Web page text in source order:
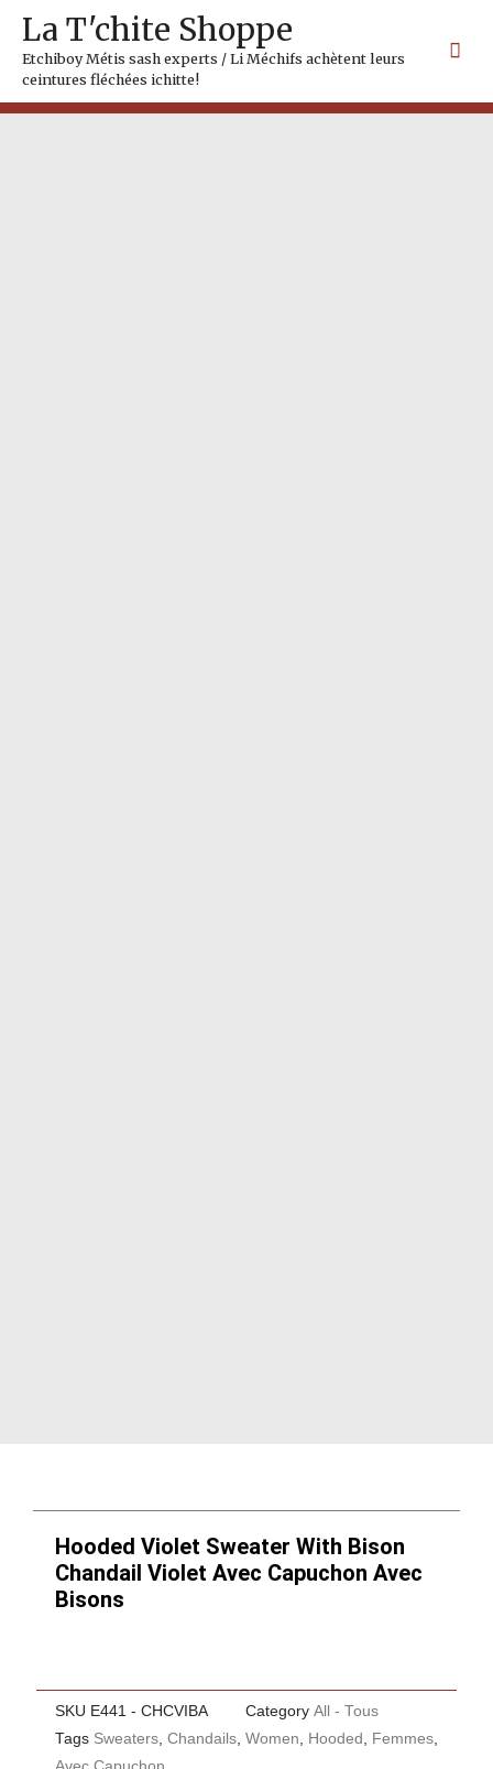
content
La T'chite Shoppe
Etchiboy Métis sash experts / Li Méchifs achètent leurs
ceintures fléchées ichitte!
Hooded Violet Sweater With Bison
Chandail Violet Avec Capuchon Avec
Bisons
SKU E441 - CHCVIBA Category All - Tous
Tags Sweaters, Chandails, Women, Hooded , Femmes,